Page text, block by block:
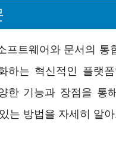
프트웨어와 문서의 통
하는 혁신적인 플랫
한 기능과 장점을 통
는 방법을 자세히 알